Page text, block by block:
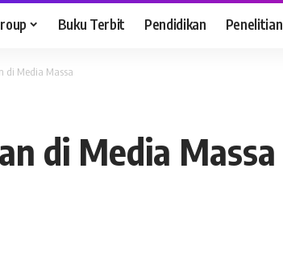
Buku Terbit Pendidikan Penelitian
di Media Massa
di Media Massa